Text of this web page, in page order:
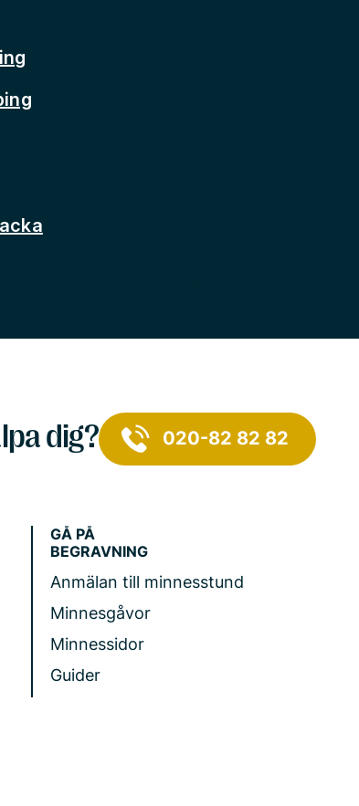
dig? 020-82 82 82
GÅ PÅ
BEGRAVNING
Anmälan till minnesstund
Minnesgåvor
Minnessidor
Guider